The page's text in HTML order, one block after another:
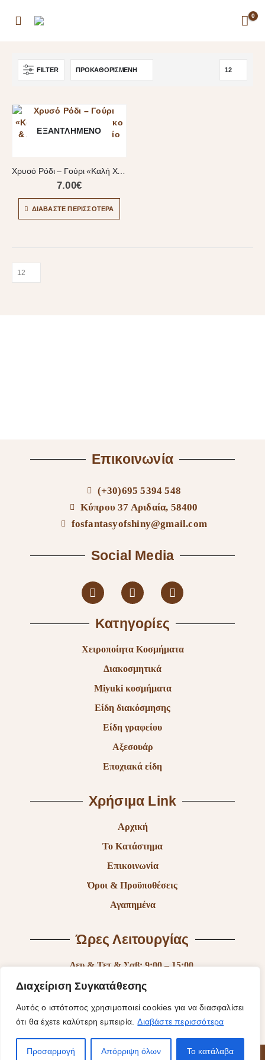
Διαχείριση Συγκατάθεσης
Αυτός ο ιστότοπος χρησιμοποιεί cookies για να διασφαλίσει
ότι θα έχετε καλύτερη εμπειρία. Διαβάστε περισσότερα
Προσαρμογή Απόρριψη όλων Το κατάλαβα
0
FILTER
ΕΞΑΝΤΛΗΜΈΝΟ
Χρυσό Ρόδι – Γούρι «Καλή Χρονιά» με Φιόγκο & Διακοσμητικό Στοιχείο
7.00€
ΔΙΑΒΆΣΤΕ ΠΕΡΙΣΣΌΤΕΡΑ
Επικοινωνία
(+30)695 5394 548
Κύπρου 37 Αριδαία, 58400
fosfantasyofshiny@gmail.com
Social Media
Κατηγορίες
Χειροποίητα Κοσμήματα
Διακοσμητικά
Miyuki κοσμήματα
Είδη διακόσμησης
Είδη γραφείου
Αξεσουάρ
Εποχιακά είδη
Χρήσιμα Link
Αρχική
Το Κατάστημα
Επικοινωνία
Όροι & Προϋποθέσεις
Αγαπημένα
Ώρες Λειτουργίας
Δευ & Τετ & Σαβ: 9:00 – 15:00
Τρι & Παρ: 9:00 – 14:30 & 17:30-21:00
Πεμ: 9:00-18:00
Κυρ: Κλειστά